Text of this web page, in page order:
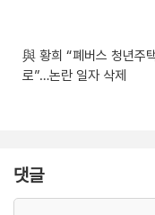
與 황희 “폐버스 청년주
로”…논란 일자 삭제
댓글